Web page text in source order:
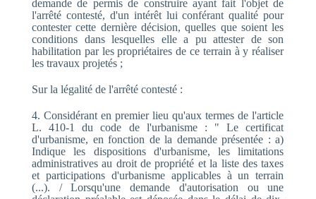
demande de permis de construire ayant fait l'objet de
l'arrêté contesté, d'un intérêt lui conférant qualité pour
contester cette dernière décision, quelles que soient les
conditions dans lesquelles elle a pu attester de son
habilitation par les propriétaires de ce terrain à y réaliser
les travaux projetés ;
Sur la légalité de l'arrêté contesté :
4. Considérant en premier lieu qu'aux termes de l'article
L. 410-1 du code de l'urbanisme : " Le certificat
d'urbanisme, en fonction de la demande présentée : a)
Indique les dispositions d'urbanisme, les limitations
administratives au droit de propriété et la liste des taxes
et participations d'urbanisme applicables à un terrain
(...). / Lorsqu'une demande d'autorisation ou une